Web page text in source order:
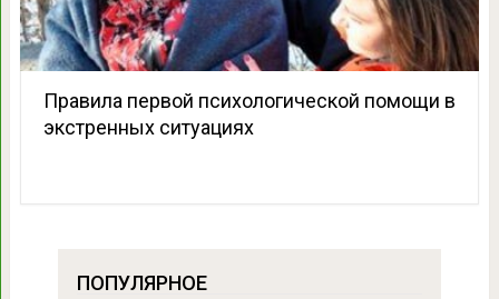
Правила первой психологической помощи в
экстренных ситуациях
ПОПУЛЯРНОЕ